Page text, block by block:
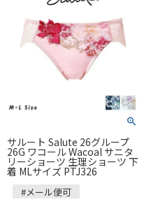
サルート Salute 26グループ
26G ワコール Wacoal サニタ
リーショーツ 生理ショーツ 下
着 MLサイズ PTJ326
#メール便可